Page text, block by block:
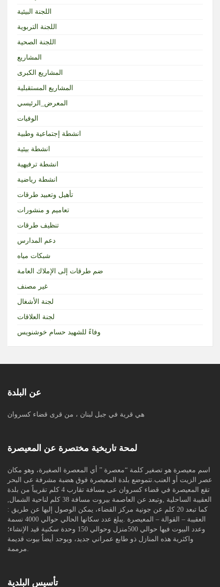
اللجنة البيئية
اللجنة التربوية
اللجنة الصحية
المشاريع
المشاريع الكبرى
المشاريع المستقبلية
المعرض_الرئيسي
الوفيات
انشطة إجتماعية وطبية
انشطة بيئية
انشطة ترفيهية
انشطة رياضية
تأهيل وتعبيد طرقات
تعاميم و منشورات
تنظيف طرقات
دعم المدارس
شبكات مياه
ضم طرقات إلى الإملاك العامة
غير مصنف
لجنة الأشغال
لجنة العلاقات
وفاءً للشهيد حسام خوشنويس
عن البلدة
هي قرية في جبل لبنان ، من قرى قضاء كسروان
لمحة تاريخية مختصرة عن المعيصرة
اسم معيصرة هو تصغير كلمة “معصرة ” أي المعصرة الصغيرة، وهو مكان
عصر الزيت أو العنب.تتموضع بلدة المعيصرة فوق هضبة مشرفة عى البحر
تقع المعيصرة في قضاء كسروان عى مسافة تقارب 4 كلم تقريباً من بلدة
العقيبة الساحلية ,وتبعد عن العاصمة بيروت مسافة 38 كلم لناحية الشمال,
كما تبعد 20 كلم عن جونية مركز القضاء، يمكن الوصول إليها عن طريق :
العقيبة – القوالة – المعيصرة .يبلغ عدد سكانها الحالي حوالي 4000 نسمة
وعدد البيوت فيها حوالي 500منزل وحوالي 150 وحدة سكنية قيد الإنشاء؛
واكثرية هذه المنازل ذو طابع عمراني جديد، ويوجد أيضاٌ بيوت قديمة
تأسيس البلدية